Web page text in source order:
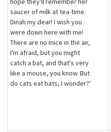
saucer of milk at tea-time.
Dinah my dear! I wish you
were down here with me!
There are no mice in the air,
I'm afraid, but you might
catch a bat, and that's very
like a mouse, you know. But
do cats eat bats, I wonder?'